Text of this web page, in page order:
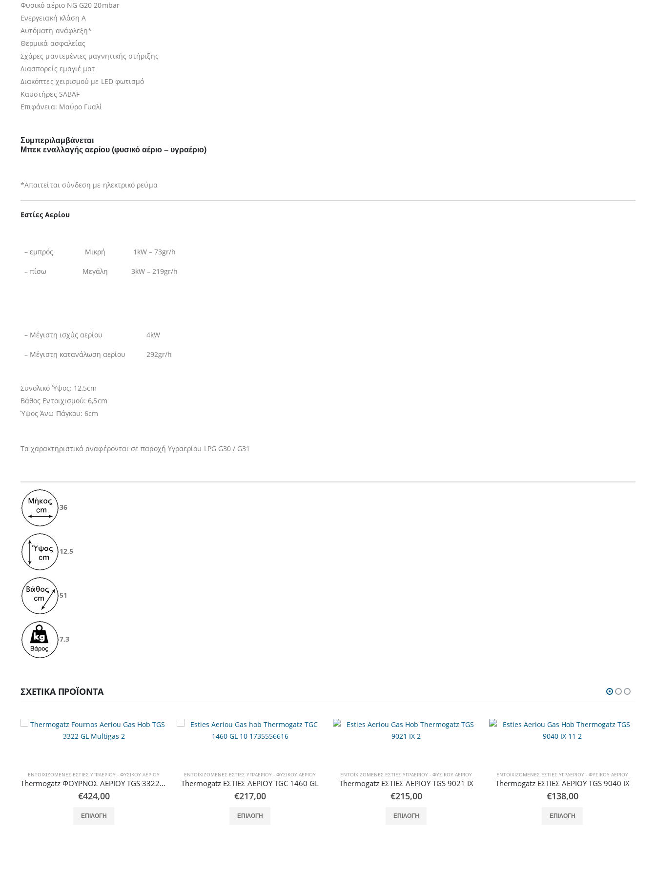
Φυσικό αέριο NG G20 20mbar
Ενεργειακή κλάση Α
Αυτόματη ανάφλεξη*
Θερμικά ασφαλείας
Σχάρες μαντεμένιες μαγνητικής στήριξης
Διασπορείς εμαγιέ ματ
Διακόπτες χειρισμού με LED φωτισμό
Καυστήρες SABAF
Επιφάνεια: Μαύρο Γυαλί
Συμπεριλαμβάνεται
Μπεκ εναλλαγής αερίου (φυσικό αέριο – υγραέριο)
*Απαιτείται σύνδεση με ηλεκτρικό ρεύμα
Εστίες Αερίου
– εμπρός Μικρή 1kW – 73gr/h
– πίσω Μεγάλη 3kW – 219gr/h
– Μέγιστη ισχύς αερίου 4kW
– Μέγιστη κατανάλωση αερίου 292gr/h
Συνολικό Ύψος: 12,5cm
Βάθος Εντοιχισμού: 6,5cm
Ύψος Άνω Πάγκου: 6cm
Τα χαρακτηριστικά αναφέρονται σε παροχή Υγραερίου LPG G30 / G31
36
12,5
51
7,3
ΣΧΕΤΙΚΆ ΠΡΟΪΌΝΤΑ
ΕΝΤΟΙΧΙΖΌΜΕΝΕΣ ΕΣΤΊΕΣ ΥΓΡΑΕΡΊΟΥ - ΦΥΣΙΚΟΎ ΑΕΡΊΟΥ
Thermogatz ΕΣΤΙΕΣ ΑΕΡΙΟΥ TGC 1460 GL
€217,00
ΕΠΙΛΟΓΉ
ΕΝΤΟΙΧΙΖΌΜΕΝΕΣ ΕΣΤΊΕΣ ΥΓΡΑΕΡΊΟΥ - ΦΥΣΙΚΟΎ ΑΕΡΊΟΥ
Thermogatz ΕΣΤΙΕΣ ΑΕΡΙΟΥ TGS 9021 IX
€215,00
ΕΠΙΛΟΓΉ
ΕΝΤΟΙΧΙΖΌΜΕΝΕΣ ΕΣΤΊΕΣ ΥΓΡΑΕΡΊΟΥ - ΦΥΣΙΚΟΎ ΑΕΡΊΟΥ
Thermogatz ΕΣΤΙΕΣ ΑΕΡΙΟΥ TGS 9040 IX
€138,00
ΕΠΙΛΟΓΉ